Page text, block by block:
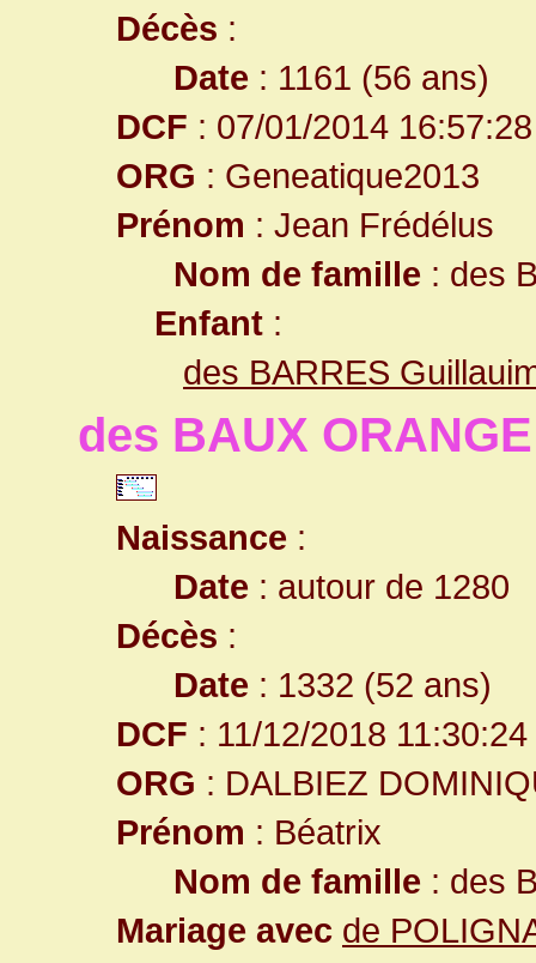
Décès :
Date : 1161 (56 ans)
DCF : 07/01/2014 16:57:28
ORG : Geneatique2013
Prénom : Jean Frédélus
Nom de famille : des
Enfant :
des BARRES
des BAUX
Naissance :
Date : autour de 1280
Décès :
Date : 1332 (52 ans)
DCF : 11/12/2018 11:30:24
ORG : DALBIEZ
Prénom : Béatrix
Nom de famille : des
Mariage avec de